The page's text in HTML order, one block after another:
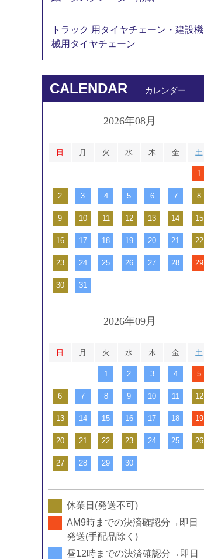
トラック 用タイヤチェーン・建設機
械用タイヤチェーン
CALENDAR カレンダー
2026年08月
日 月 火 水 木 金 土
1
2 3 4 5 6 7 8
9 10 11 12 13 14 15
16 17 18 19 20 21 22
23 24 25 26 27 28 29
30 31
2026年09月
日 月 火 水 木 金 土
1 2 3 4 5
6 7 8 9 10 11 12
13 14 15 16 17 18 19
20 21 22 23 24 25 26
27 28 29 30
休業日(発送不可)
AM9時までの決済確認分→即日
発送(手配品除く)
昼12時までの決済確認分→即日